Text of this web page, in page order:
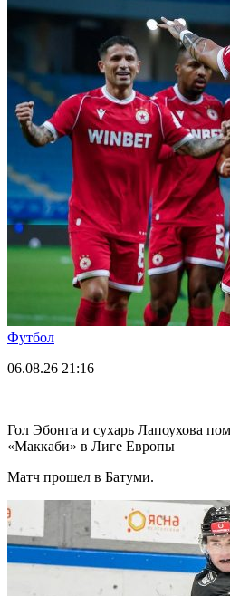
Футбол
06.08.26 21:16
Гол Эбонга и сухарь Лапоухова
«Маккаби» в Лиге Европы
Матч прошел в Батуми.